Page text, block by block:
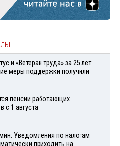
и «Ветеран труда» за 25 лет
меры поддержки получили
пенсии работающих
с 1 августа
Уведомления по налогам
приходить на